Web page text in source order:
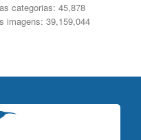
categorias: 45,878
imagens: 39,159,044